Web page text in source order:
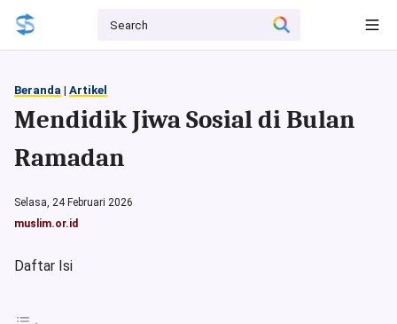
Beranda | Artikel
Mendidik Jiwa Sosial di Bulan
Ramadan
Selasa, 24 Februari 2026
muslim.or.id
Daftar Isi